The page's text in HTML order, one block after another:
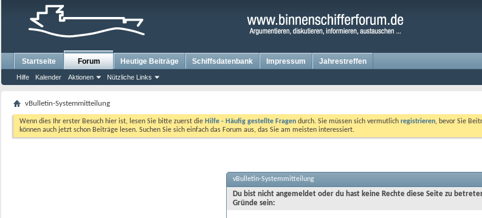
Startseite Forum
Hilfe Kalender Aktionen Nützliche Links
Heutige Beiträge Schiffsdatenbank Impressum Jahrestreffen
vBulletin-Systemmitteilung
Wenn dies Ihr erster Besuch hier ist, lesen Sie bitte zuerst die Hilfe - Häufig gestellte Fragen durch. Sie müssen sich vermutlich registrieren, bevor Sie
können auch jetzt schon Beiträge lesen. Suchen Sie sich einfach das Forum aus, das Sie am meisten interessiert.
vBulletin-Systemmitteilung
Du bist nicht angemeldet oder du hast keine Rechte diese Seite zu
Gründe sein: